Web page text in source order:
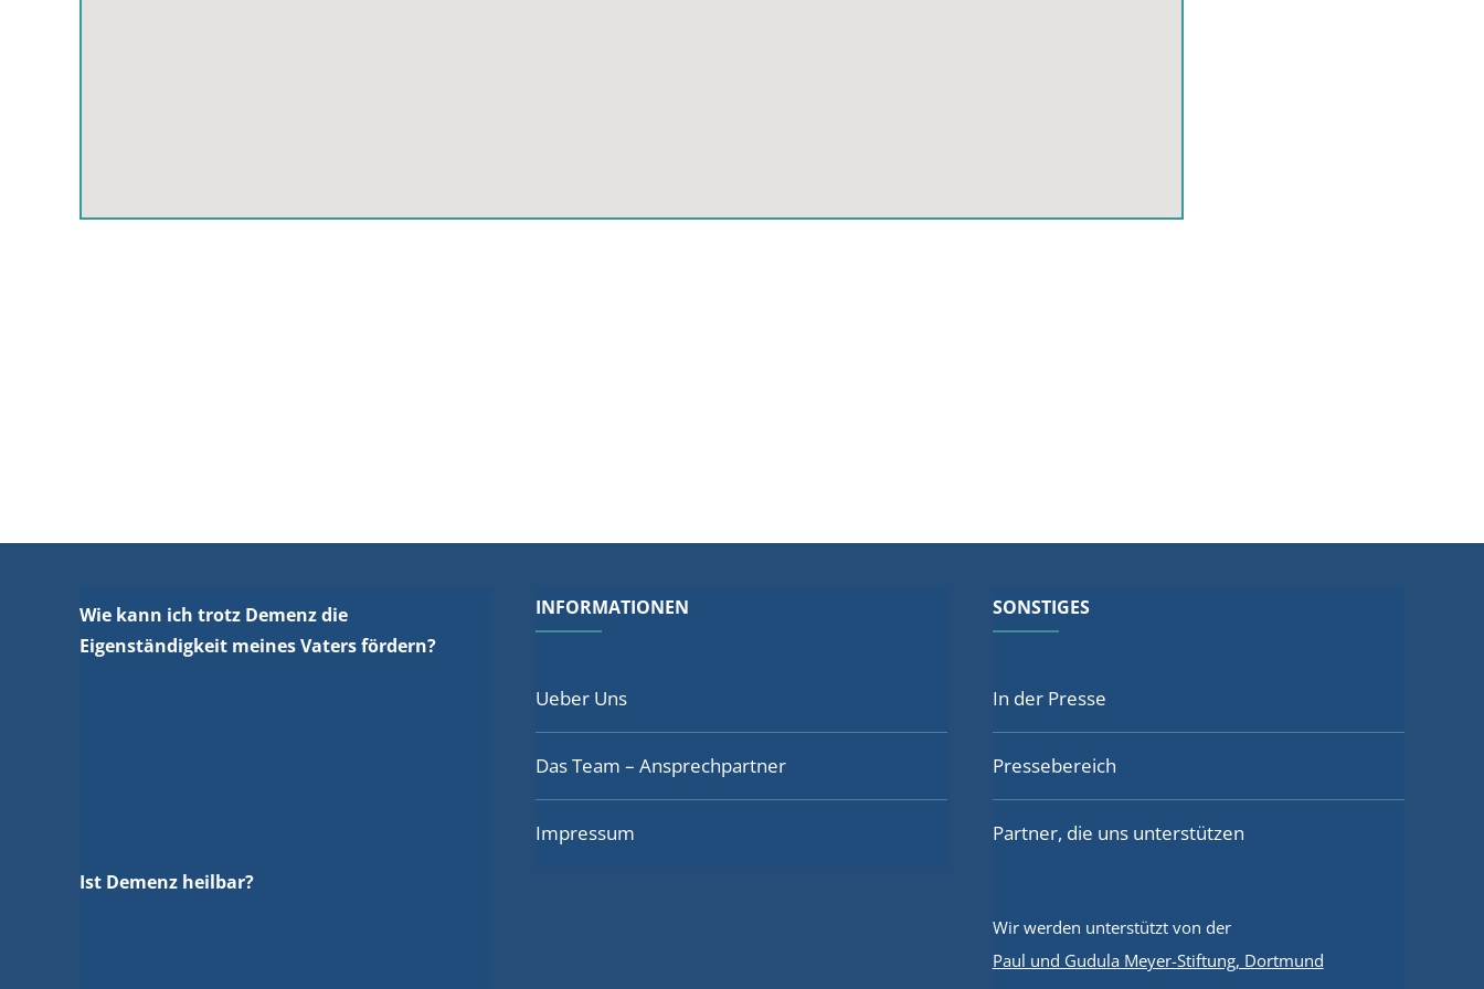
Wie kann ich trotz Demenz die
Eigenständigkeit meines Vaters fördern?
Ist Demenz heilbar?
INFORMATIONEN
Ueber Uns
Das Team – Ansprechpartner
Impressum
SONSTIGES
In der Presse
Pressebereich
Partner, die uns unterstützen
Wir werden unterstützt von der
Paul und Gudula Meyer-Stiftung, Dortmund